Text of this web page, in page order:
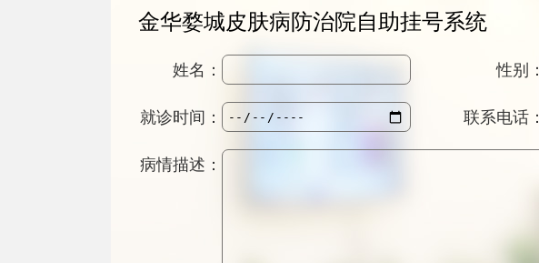
金华婺城皮肤病防治院自助挂号系统
姓名： 性别：
就诊时间： 联系电话：
病情描述：